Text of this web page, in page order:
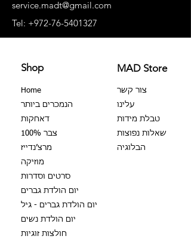
service.madt@gmail.com
Tel: +972-76-5401327
Shop
Home
הנמכרים ביותר
דאחקות
צבר 100%
מרצ׳נדייז
מוזיקה
סרטים וסדרות
יום הולדת גברים
יום הולדת גברים - גיל
יום הולדת נשים
חולצות זוגיות
MAD Store
צור קשר
עלינו
טבלת מידות
שאלות נפוצות
הבלוגיה